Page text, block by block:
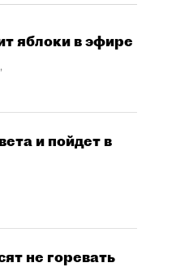
яблоки в эфире
,
и пойдет в
не горевать